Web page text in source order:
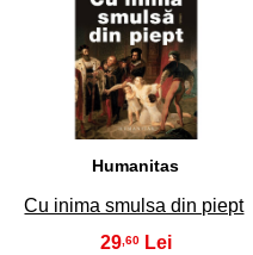
43
Humanitas
Cu inima smulsa din piept
29,60